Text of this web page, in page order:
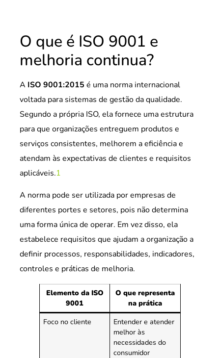
O que é ISO 9001 e
melhoria continua?
A ISO 9001:2015 é uma norma internacional
voltada para sistemas de gestão da qualidade.
Segundo a própria ISO, ela fornece uma estrutura
para que organizações entreguem produtos e
serviços consistentes, melhorem a eficiência e
atendam às expectativas de clientes e requisitos
aplicáveis.1
A norma pode ser utilizada por empresas de
diferentes portes e setores, pois não determina
uma forma única de operar. Em vez disso, ela
estabelece requisitos que ajudam a organização a
definir processos, responsabilidades, indicadores,
controles e práticas de melhoria.
Elemento da ISO
9001
O que representa
na prática
Foco no cliente
Entender e atender
melhor às
necessidades do
consumidor